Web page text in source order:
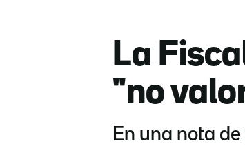
La
"no
En una nota